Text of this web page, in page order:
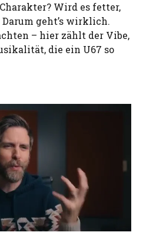
Wird es fetter,
geht’s wirklich.
– hier zählt der Vibe,
die ein U67 so